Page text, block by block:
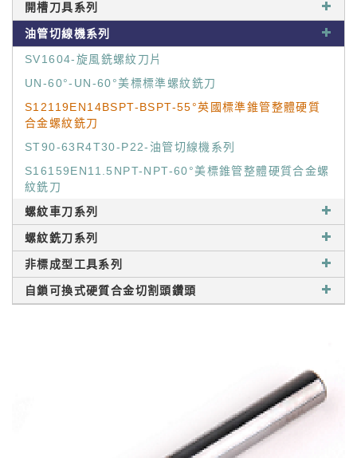
開槽刀具系列
油管切線機系列
SV1604-旋風銑螺紋刀片
UN-60°-UN-60°美標標準螺紋銑刀
S12119EN14BSPT-BSPT-55°英國標準錐管整體硬質
合金螺紋銑刀
ST90-63R4T30-P22-油管切線機系列
S16159EN11.5NPT-NPT-60°美標錐管整體硬質合金螺
紋銑刀
螺紋車刀系列
螺紋銑刀系列
非標成型工具系列
自鎖可換式硬質合金切割頭鑽頭